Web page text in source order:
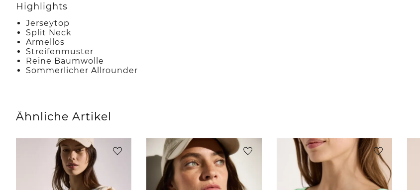
Highlights
Jerseytop
Split Neck
Ärmellos
Streifenmuster
Reine Baumwolle
Sommerlicher Allrounder
Ähnliche Artikel